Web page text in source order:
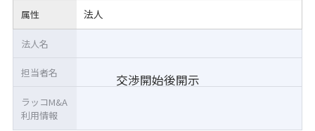
属性 法人
交渉開始後開示
法人名
担当者名
ラッコM&A
利用情報